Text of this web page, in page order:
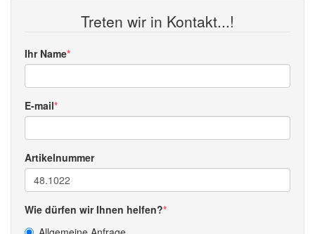
Treten wir in Kontakt...!
Ihr Name
E-mail
Artikelnummer
Wie dürfen wir Ihnen helfen?